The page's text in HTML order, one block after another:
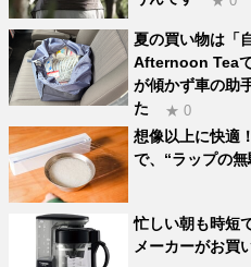
夏の買い物は「
Afternoon Tea
が傾かず車の助
た
★ 0
想像以上に快適
で、“ラップの
忙しい朝も時短
メーカーがお買